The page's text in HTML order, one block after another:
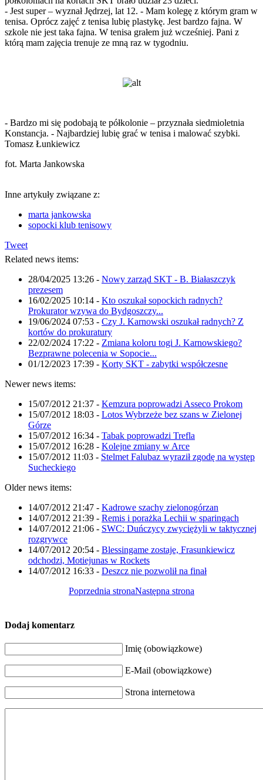
- Jest super – wyznał Jędrzej, lat 12. - Mam kolegę z którym gram w
tenisa. Oprócz zajęć z tenisa lubię plastykę. Jest bardzo fajna. W
szkole nie jest taka fajna. W tenisa grałem już wcześniej. Pani z
którą mam zajęcia trenuje ze mną raz w tygodniu.
- Bardzo mi się podobają te półkolonie – przyznała siedmioletnia
Konstancja. - Najbardziej lubię grać w tenisa i malować szybki.
Tomasz Łunkiewicz
fot. Marta Jankowska
Inne artykuły związane z:
marta jankowska
sopocki klub tenisowy
Tweet
Related news items:
28/04/2025 13:26 - Nowy zarząd SKT - B. Białaszczyk
prezesem
16/02/2025 10:14 - Kto oszukał sopockich radnych?
Prokurator wzywa do Bydgoszczy...
19/06/2024 07:53 - Czy J. Karnowski oszukał radnych? Z
kortów do prokuratury
22/02/2024 17:22 - Zmiana koloru togi J. Karnowskiego?
Bezprawne polecenia w Sopocie...
01/12/2023 17:39 - Korty SKT - zabytki współczesne
Newer news items:
15/07/2012 21:37 - Kemzura poprowadzi Asseco Prokom
15/07/2012 18:03 - Lotos Wybrzeże bez szans w Zielonej
Górze
15/07/2012 16:34 - Tabak poprowadzi Trefla
15/07/2012 16:28 - Kolejne zmiany w Arce
15/07/2012 11:03 - Stelmet Falubaz wyraził zgodę na występ
Sucheckiego
Older news items:
14/07/2012 21:47 - Kadrowe szachy zielonogórzan
14/07/2012 21:39 - Remis i porażka Lechii w sparingach
14/07/2012 21:06 - SWC: Duńczycy zwyciężyli w taktycznej
rozgrywce
14/07/2012 20:54 - Blessingame zostaje, Frasunkiewicz
odchodzi, Motiejunas w Rockets
14/07/2012 16:33 - Deszcz nie pozwolił na finał
Poprzednia stronaNastępna strona
Dodaj komentarz
Imię (obowiązkowe)
E-Mail (obowiązkowe)
Strona internetowa